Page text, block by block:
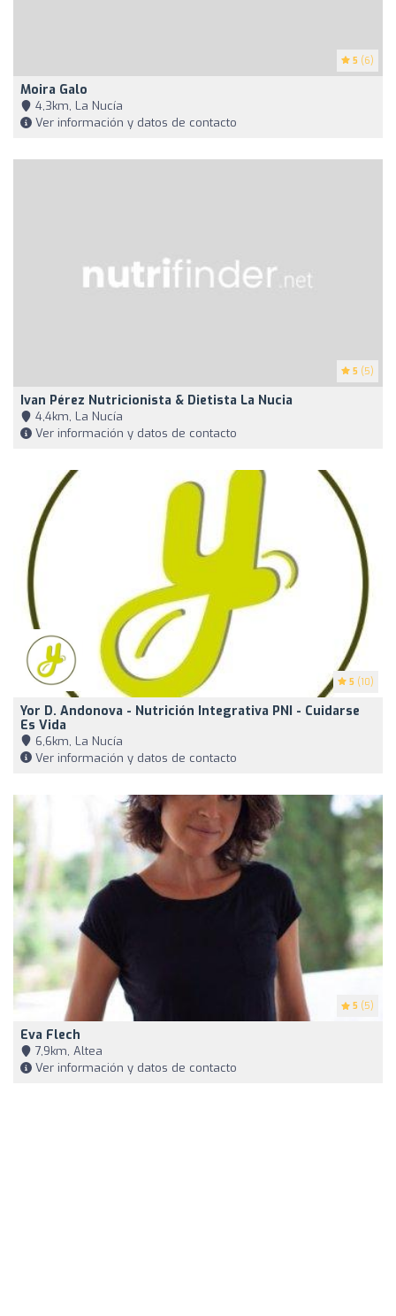
5 (6)
Moira Galo
4,3km, La Nucía
Ver información y datos de contacto
5 (5)
Ivan Pérez Nutricionista & Dietista La Nucia
4,4km, La Nucía
Ver información y datos de contacto
5 (10)
Yor D. Andonova - Nutrición Integrativa PNI - Cuidarse
Es Vida
6,6km, La Nucía
Ver información y datos de contacto
5 (5)
Eva Flech
7,9km, Altea
Ver información y datos de contacto